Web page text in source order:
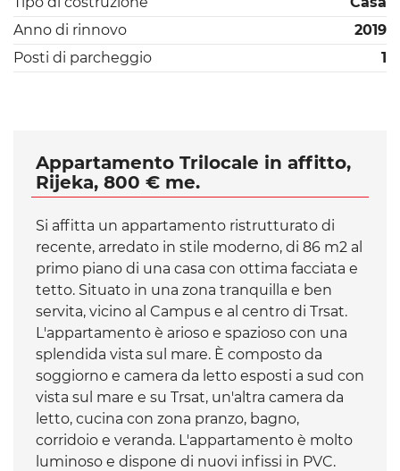
Anno di rinnovo
2019
Posti di parcheggio
1
Appartamento Trilocale in affitto,
Rijeka, 800 € me.
Si affitta un appartamento ristrutturato di
recente, arredato in stile moderno, di 86 m2 al
primo piano di una casa con ottima facciata e
tetto. Situato in una zona tranquilla e ben
servita, vicino al Campus e al centro di Trsat.
L'appartamento è arioso e spazioso con una
splendida vista sul mare. È composto da
soggiorno e camera da letto esposti a sud con
vista sul mare e su Trsat, un'altra camera da
letto, cucina con zona pranzo, bagno,
corridoio e veranda. L'appartamento è molto
luminoso e dispone di nuovi infissi in PVC.